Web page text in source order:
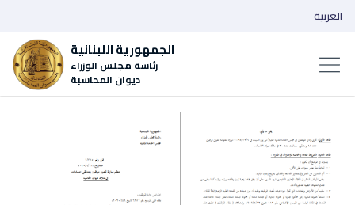
الجمهورية اللبنانية
رئاسة مجلس الوزراء
ديوان المحاسبة
العربية